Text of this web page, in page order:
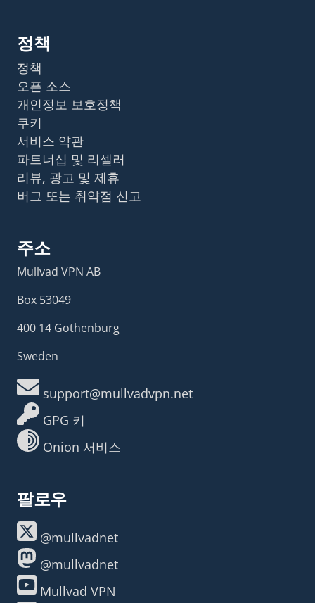
정책
정책
오픈 소스
개인정보 보호정책
쿠키
서비스 약관
파트너십 및 리셀러
리뷰, 광고 및 제휴
버그 또는 취약점 신고
주소
Mullvad VPN AB
Box 53049
400 14 Gothenburg
Sweden
support@mullvadvpn.net
GPG 키
Onion 서비스
팔로우
@mullvadnet
@mullvadnet
Mullvad VPN